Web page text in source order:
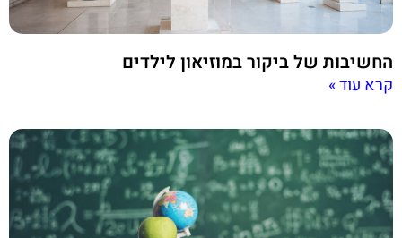
החשיבות של ביקור במוזיאון לילדים
קרא עוד »